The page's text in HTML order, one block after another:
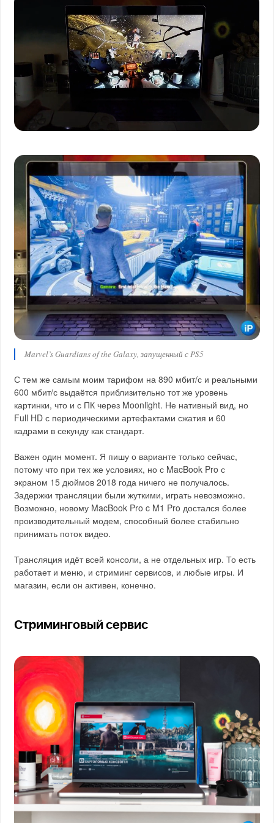
Marvel’s Guardians of the Galaxy, запущенный с PS5
С тем же самым моим тарифом на 890 мбит/с и реальными
600 мбит/с выдаётся приблизительно тот же уровень
картинки, что и с ПК через Moonlight. Не нативный вид, но
Full HD с периодическими артефактами сжатия и 60
кадрами в секунду как стандарт.
Важен один момент. Я пишу о варианте только сейчас,
потому что при тех же условиях, но с MacBook Pro с
экраном 15 дюймов 2018 года ничего не получалось.
Задержки трансляции были жуткими, играть невозможно.
Возможно, новому MacBook Pro c M1 Pro достался более
производительный модем, способный более стабильно
принимать поток видео.
Трансляция идёт всей консоли, а не отдельных игр. То есть
работает и меню, и стриминг сервисов, и любые игры. И
магазин, если он активен, конечно.
Стриминговый сервис